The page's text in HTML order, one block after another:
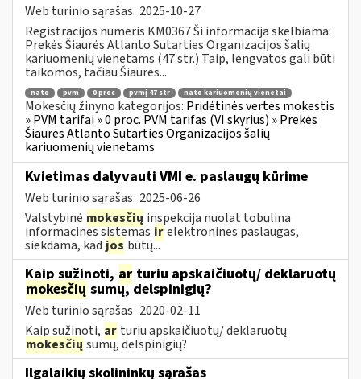
Web turinio sąrašas 2025-10-27
Registracijos numeris KM0367 Ši informacija skelbiama:
Prekės Šiaurės Atlanto Sutarties Organizacijos šalių
kariuomenių vienetams (47 str.) Taip, lengvatos gali būti
taikomos, tačiau Šiaurės...
nato pvm 0 proc pvmį 47 str nato kariuomenių vienetai
Mokesčių žinyno kategorijos: Pridėtinės vertės mokestis
» PVM tarifai » 0 proc. PVM tarifas (VI skyrius) » Prekės
Šiaurės Atlanto Sutarties Organizacijos šalių
kariuomenių vienetams
Kvietimas dalyvauti VMI e. paslaugų kūrime
Web turinio sąrašas 2025-06-26
Valstybinė mokesčių inspekcija nuolat tobulina
informacines sistemas irelektronines paslaugas,
siekdama, kad jos būtų...
Kaip sužinoti, ar turiu apskaičiuotų/ deklaruotų
mokesčių sumų, delspinigių?
Web turinio sąrašas 2020-02-11
Kaip sužinoti, ar turiu apskaičiuotų/ deklaruotų
mokesčių sumų, delspinigių?
Ilgalaikių skolininkų sąrašas